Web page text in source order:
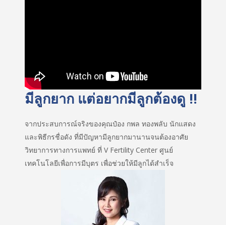
มีลูกยาก แต่อยากมีลูกต้องดู !!
จากประสบการณ์จริงของคุณป๋อง กพล ทองพลับ นักแสดง
และพิธีกรชื่อดัง ที่มีปัญหามีลูกยากมานานจนต้องอาศัย
วิทยาการทางการแพทย์ ที่ V Fertility Center ศูนย์
เทคโนโลยีเพื่อการมีบุตร เพื่อช่วยให้มีลูกได้สำเร็จ